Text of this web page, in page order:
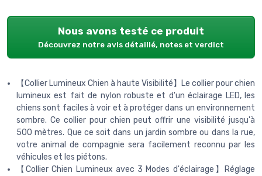
Nous avons testé ce produit
Découvrez notre avis détaillé, notes et verdict
【Collier Lumineux Chien à haute Visibilité】Le collier pour chien
lumineux est fait de nylon robuste et d'un éclairage LED, les
chiens sont faciles à voir et à protéger dans un environnement
sombre. Ce collier pour chien peut offrir une visibilité jusqu'à
500 mètres. Que ce soit dans un jardin sombre ou dans la rue,
votre animal de compagnie sera facilement reconnu par les
véhicules et les piétons.
【Collier Chien Lumineux avec 3 Modes d'éclairage】Réglage